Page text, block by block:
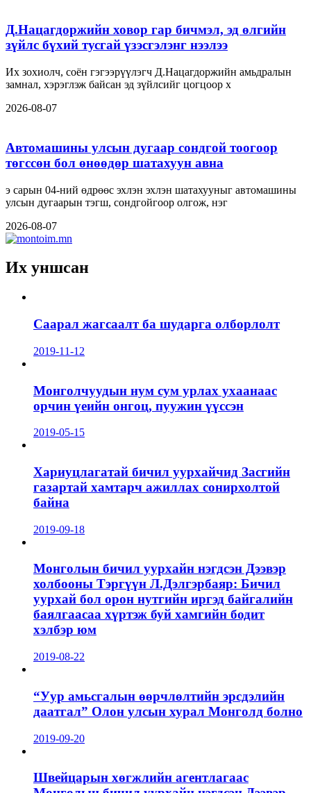
Д.Нацагдоржийн ховор гар бичмэл, эд өлгийн
зүйлс бүхий тусгай үзэсгэлэнг нээлээ
Их зохиолч, соён гэгээрүүлэгч Д.Нацагдоржийн амьдралын
замнал, хэрэглэж байсан эд зүйлсийг цогцоор х
2026-08-07
Автомашины улсын дугаар сондгой тоогоор
төгссөн бол өнөөдөр шатахуун авна
э сарын 04-ний өдрөөс эхлэн эхлэн шатахууныг автомашины
улсын дугаарын тэгш, сондгойгоор олгож, нэг
2026-08-07
Их уншсан
Саарал жагсаалт ба шударга олборлолт
2019-11-12
Монголчуудын нум сум урлах ухаанаас
орчин үеийн онгоц, пуужин үүссэн
2019-05-15
Хариуцлагатай бичил уурхайчид Засгийн
газартай хамтарч ажиллах сонирхолтой
байна
2019-09-18
Монголын бичил уурхайн нэгдсэн Дээвэр
холбооны Тэргүүн Л.Дэлгэрбаяр: Бичил
уурхай бол орон нутгийн иргэд байгалийн
баялгаасаа хүртэж буй хамгийн бодит
хэлбэр юм
2019-08-22
“Уур амьсгалын өөрчлөлтийн эрсдэлийн
даатгал” Олон улсын хурал Монголд болно
2019-09-20
Швейцарын хөгжлийн агентлагаас